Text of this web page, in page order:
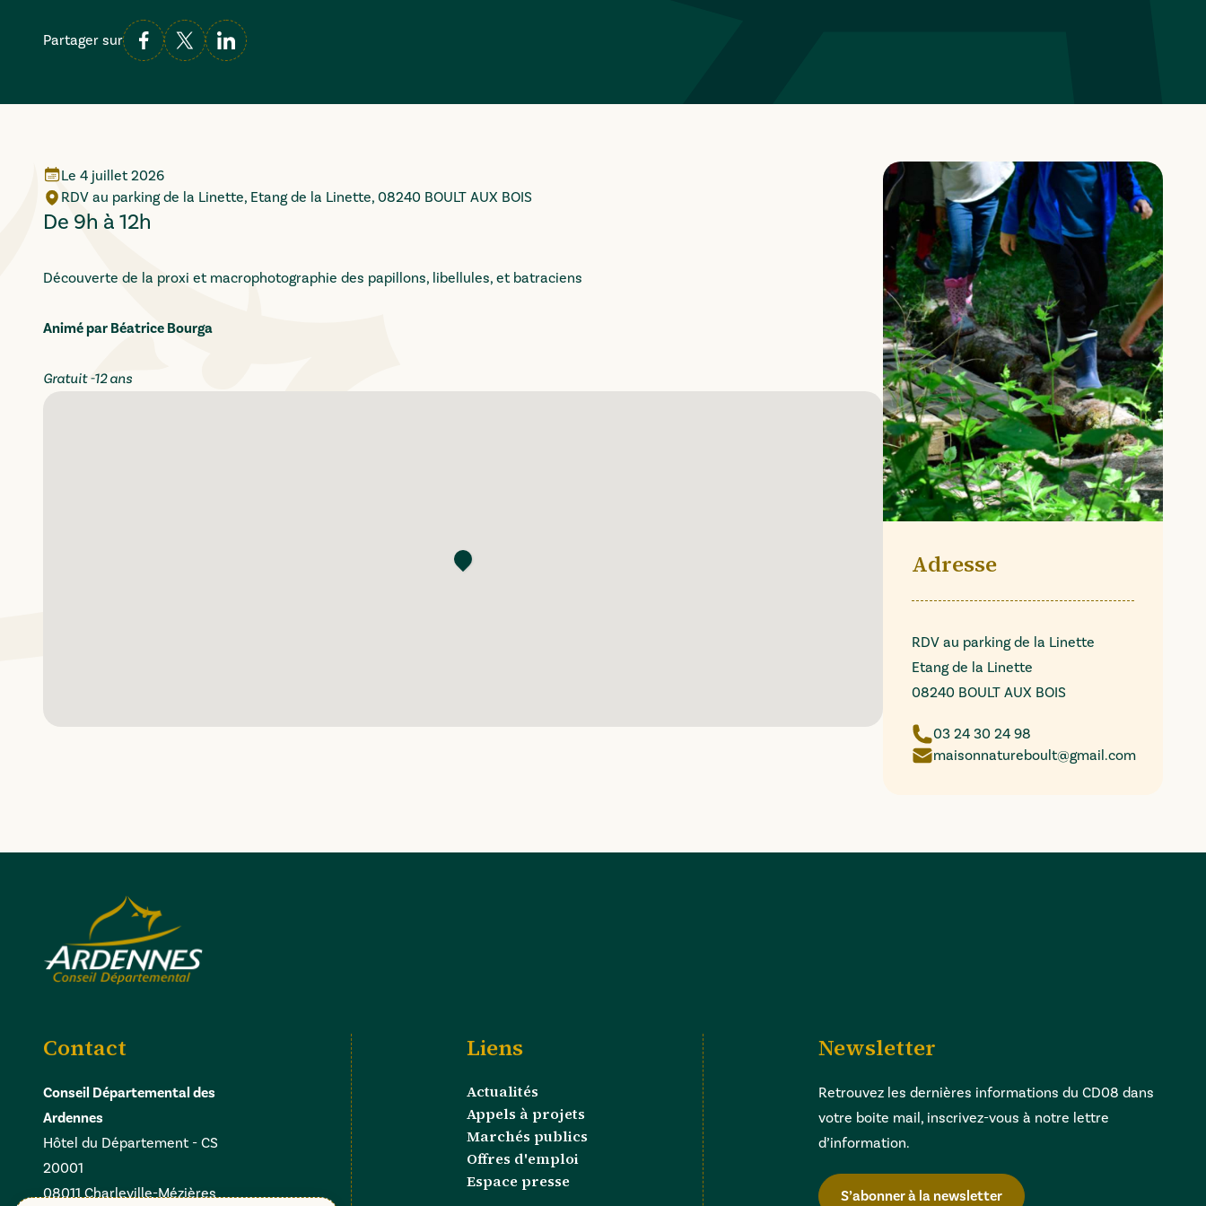
Partager sur
Le 4 juillet 2026
RDV au parking de la Linette, Etang de la Linette, 08240 BOULT AUX BOIS
De 9h à 12h
Découverte de la proxi et macrophotographie des papillons, libellules, et batraciens
Animé par Béatrice Bourga
Gratuit -12 ans
Adresse
RDV au parking de la Linette
Etang de la Linette
08240 BOULT AUX BOIS
03 24 30 24 98
maisonnatureboult@gmail.com
Contact
Conseil Départemental des
Ardennes
Hôtel du Département - CS
20001
08011 Charleville-Mézières
Liens
Actualités
Appels à projets
Marchés publics
Offres d'emploi
Espace presse
Newsletter
Retrouvez les dernières informations du CD08 dans
votre boite mail, inscrivez-vous à notre lettre
d’information.
S’abonner à la newsletter